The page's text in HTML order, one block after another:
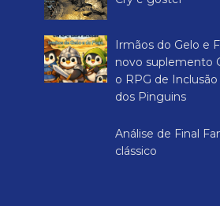
Irmãos do Gelo e
novo suplemento
o RPG de
dos Pinguins
Análise de Final
clássico